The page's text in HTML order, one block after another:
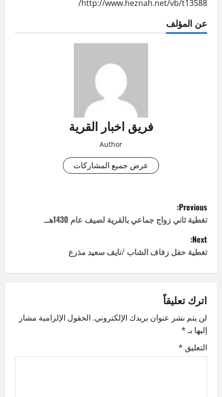
http://www.heznah.net/vb/t13588/
عن المؤلف
فريق اخبار القرية
Author
عرض جميع المشاركات
P
o
s
a
v
i
Previous:
تغطية ثاني زواج جماعي بالقرية لصيف عام 1430هــ
Next:
تغطية حفل زفاف الشاب /نايف سعيد مذرع
اترك تعليقاً
لن يتم نشر عنوان بريدك الإلكتروني. الحقول الإلزامية مشار
إليها بـ*
التعليق *